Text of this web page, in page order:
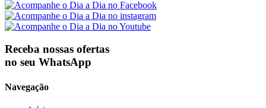
Receba nossas ofertas
no seu WhatsApp
Navegação